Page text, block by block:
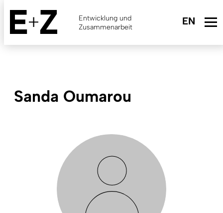
Skip
main
content
Entwicklung und
Zusammenarbeit
Sanda Oumarou